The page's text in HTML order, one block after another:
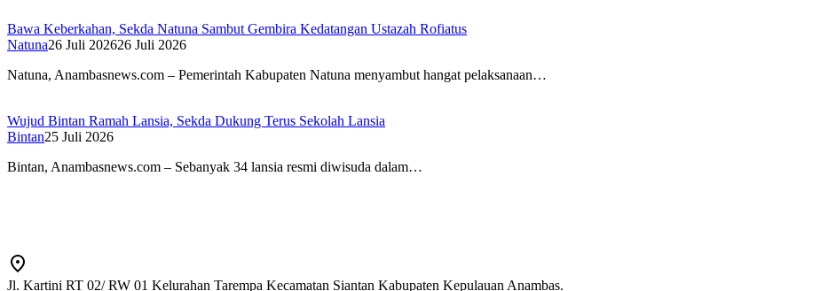
Bawa Keberkahan, Sekda Natuna Sambut Gembira Kedatangan Ustazah Rofiatus
Natuna26 Juli 202626 Juli 2026
Natuna, Anambasnews.com – Pemerintah Kabupaten Natuna menyambut hangat pelaksanaan…
Wujud Bintan Ramah Lansia, Sekda Dukung Terus Sekolah Lansia
Bintan25 Juli 2026
Bintan, Anambasnews.com – Sebanyak 34 lansia resmi diwisuda dalam…
Jl. Kartini RT 02/ RW 01 Kelurahan Tarempa Kecamatan Siantan Kabupaten Kepulauan Anambas.